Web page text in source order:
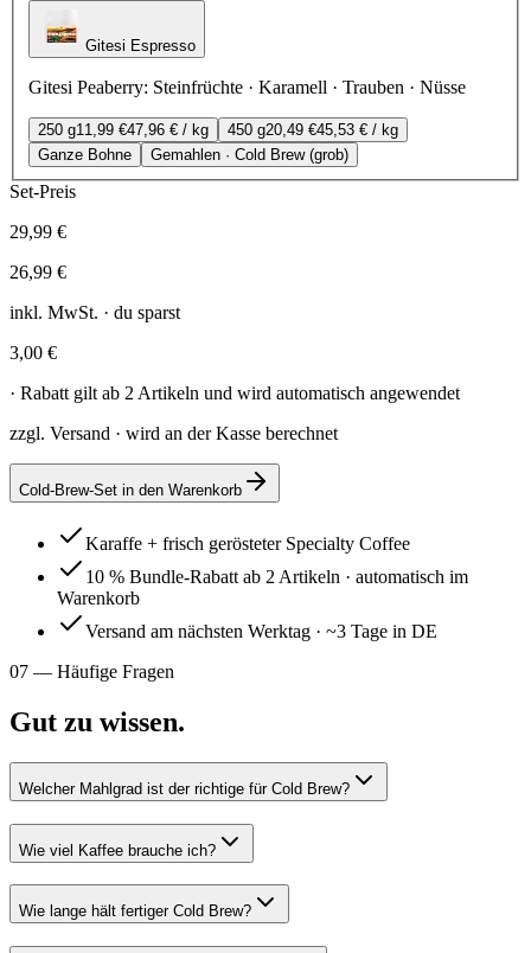
Gitesi Espresso
Gitesi Peaberry: Steinfrüchte · Karamell · Trauben · Nüsse
250 g11,99 €47,96 € / kg 450 g20,49 €45,53 € / kg
Ganze Bohne
Gemahlen · Cold Brew (grob)
Set-Preis
29,99 €
26,99 €
inkl. MwSt. · du sparst
3,00 €
· Rabatt gilt ab 2 Artikeln und wird automatisch angewendet
zzgl. Versand · wird an der Kasse berechnet
Cold-Brew-Set in den Warenkorb
Karaffe + frisch gerösteter Specialty Coffee
10 % Bundle-Rabatt ab 2 Artikeln · automatisch im
Warenkorb
Versand am nächsten Werktag · ~3 Tage in DE
07 — Häufige Fragen
Gut zu wissen.
Welcher Mahlgrad ist der richtige für Cold Brew?
Wie viel Kaffee brauche ich?
Wie lange hält fertiger Cold Brew?